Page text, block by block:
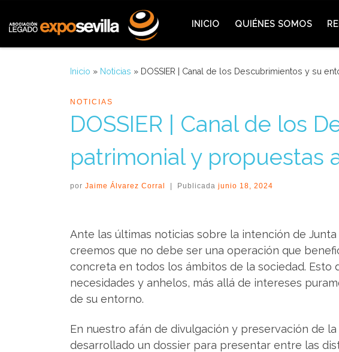
INICIO QUIÉNES SOMOS
Inicio » Noticias » DOSSIER | Canal de los Descubrimientos y su
NOTICIAS
DOSSIER | Canal de los
patrimonial y propuestas
por Jaime Álvarez Corral Publicada junio 18, 2024
Ante las últimas noticias sobre la intención de
creemos que no debe ser una operación que
concreta en todos los ámbitos de la sociedad.
necesidades y anhelos, más allá de intereses
de su entorno.
En nuestro afán de divulgación y preservación de
desarrollado un dossier para presentar entre las